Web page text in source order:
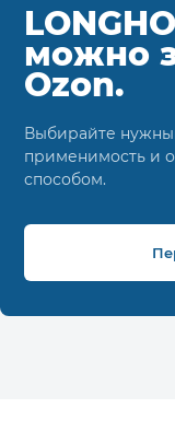
можно
Ozon.
Выбирайте
применимость и
способом.